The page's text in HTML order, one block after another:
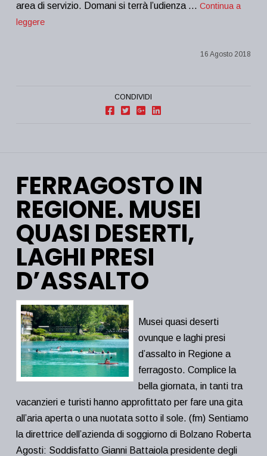
area di servizio. Domani si terrà l’udienza … Continua a
leggere
16 Agosto 2018
CONDIVIDI
FERRAGOSTO IN
REGIONE. MUSEI
QUASI DESERTI,
LAGHI PRESI
D’ASSALTO
Musei quasi deserti
ovunque e laghi presi
d’assalto in Regione a
ferragosto. Complice la
bella giornata, in tanti tra
vacanzieri e turisti hanno approfittato per fare una gita
all’aria aperta o una nuotata sotto il sole. (fm) Sentiamo
la direttrice dell’azienda di soggiorno di Bolzano Roberta
Agosti: Soddisfatto Gianni Battaiola presidente degli